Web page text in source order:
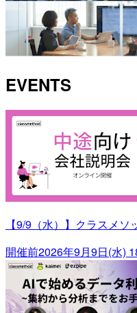
EVENTS
【9/9（水）】クラスメ
開催前2026年9月9日(水)